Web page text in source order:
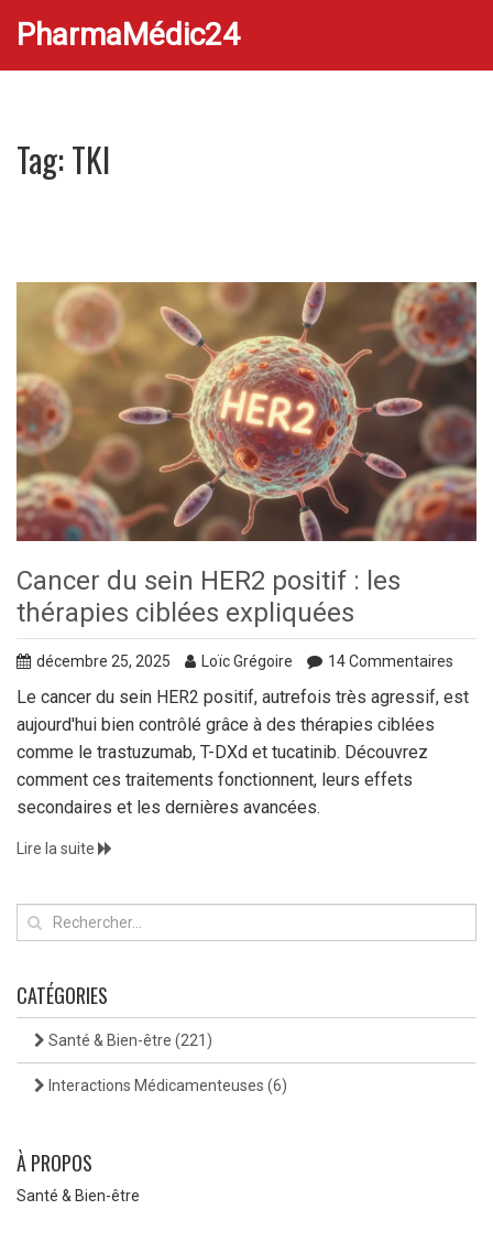
PharmaMédic24
Tag: TKI
Cancer du sein HER2 positif : les
thérapies ciblées expliquées
décembre 25, 2025 Loïc Grégoire 14 Commentaires
Le cancer du sein HER2 positif, autrefois très agressif, est
aujourd'hui bien contrôlé grâce à des thérapies ciblées
comme le trastuzumab, T-DXd et tucatinib. Découvrez
comment ces traitements fonctionnent, leurs effets
secondaires et les dernières avancées.
Lire la suite
CATÉGORIES
Santé & Bien-être (221)
Interactions Médicamenteuses (6)
À PROPOS
Santé & Bien-être